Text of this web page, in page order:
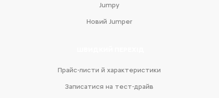
Jumpy
Новий Jumper
Прайс-листи й характеристики
Записатися на тест-драйв